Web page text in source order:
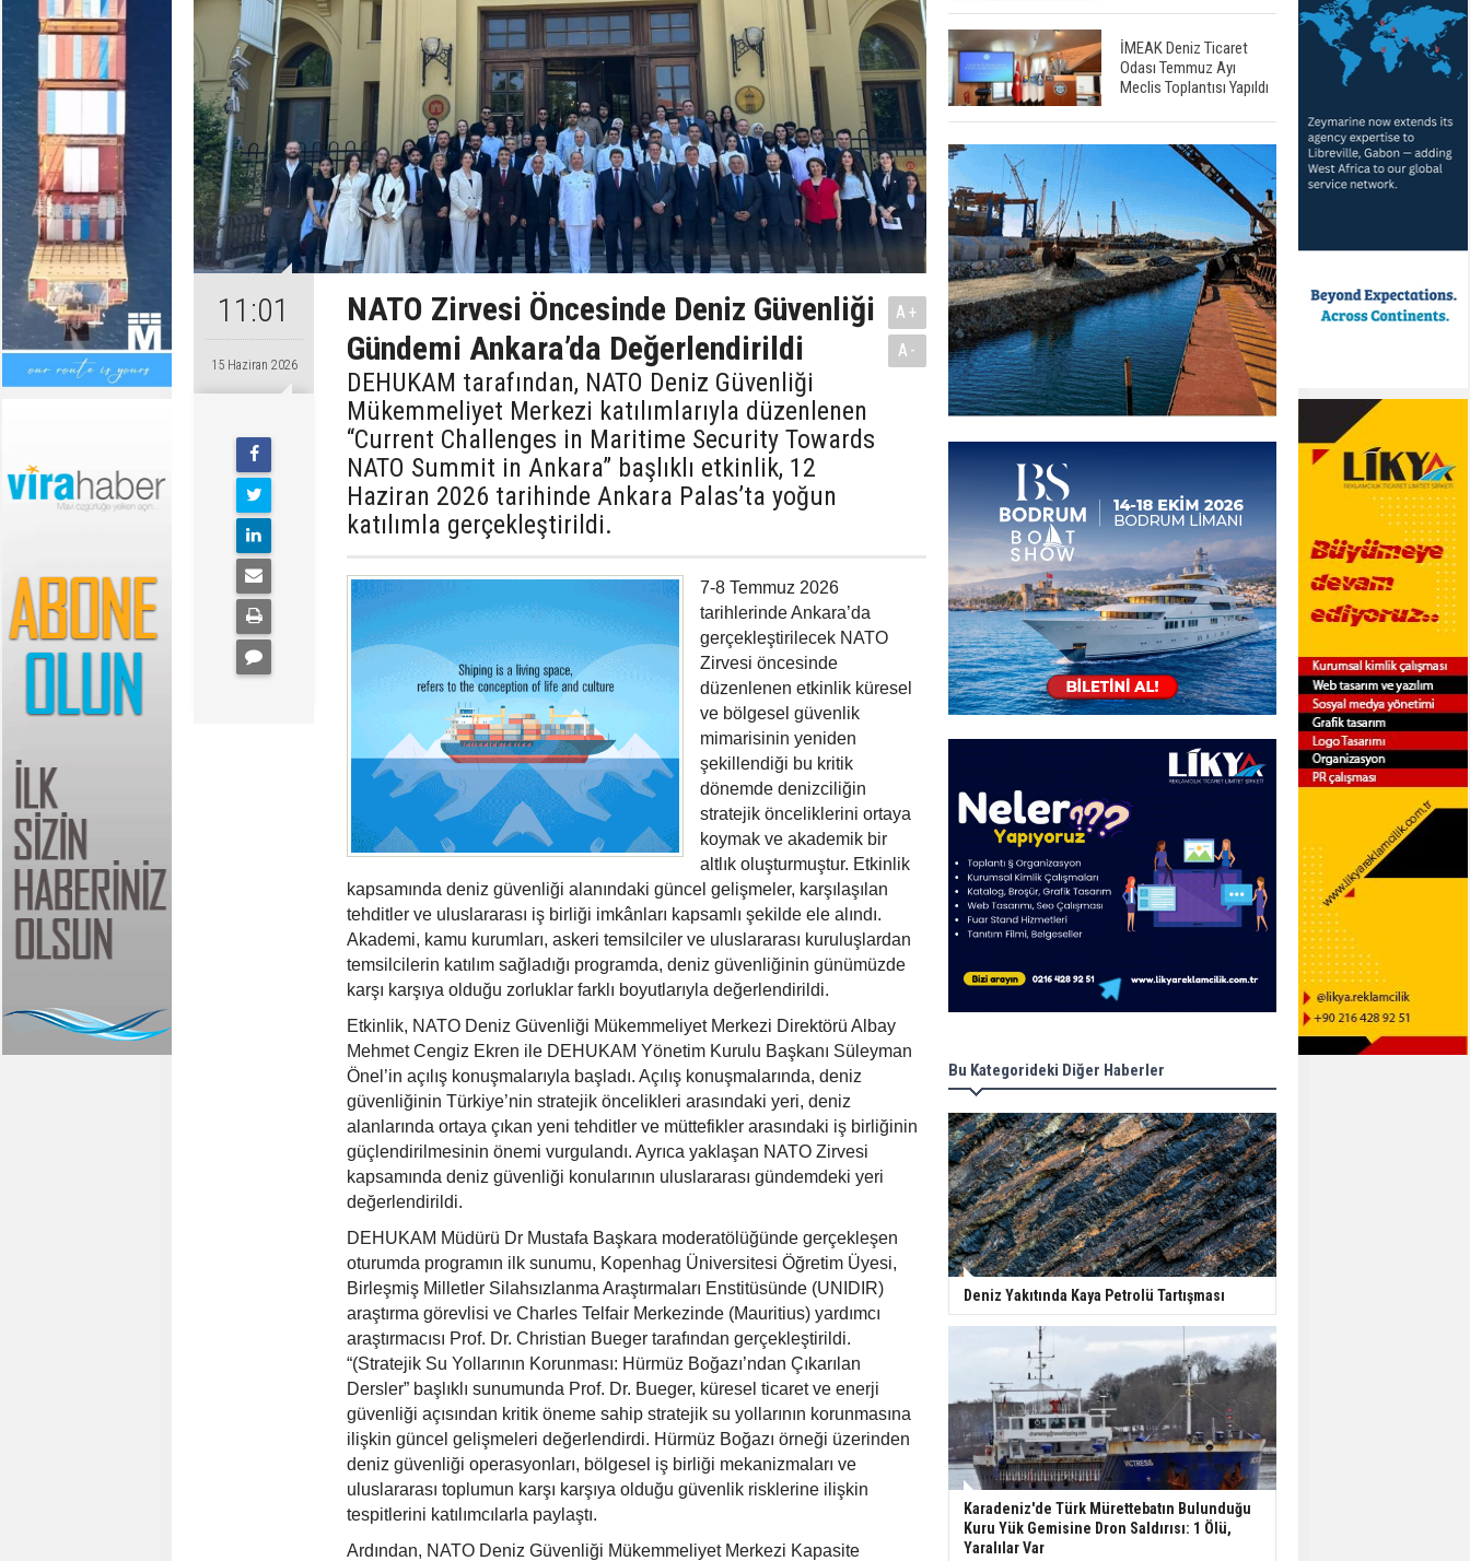
11:01
15 Haziran 2026
NATO Zirvesi Öncesinde Deniz Güvenliği
Gündemi Ankara’da Değerlendirildi
DEHUKAM tarafından, NATO Deniz Güvenliği
Mükemmeliyet Merkezi katılımlarıyla düzenlenen
“Current Challenges in Maritime Security Towards
NATO Summit in Ankara” başlıklı etkinlik, 12
Haziran 2026 tarihinde Ankara Palas’ta yoğun
katılımla gerçekleştirildi.
A+
A-
7-8 Temmuz 2026
tarihlerinde Ankara’da
gerçekleştirilecek NATO
Zirvesi öncesinde
düzenlenen etkinlik küresel
ve bölgesel güvenlik
mimarisinin yeniden
şekillendiği bu kritik
dönemde denizciliğin
stratejik önceliklerini ortaya
koymak ve akademik bir
altlık oluşturmuştur. Etkinlik
kapsamında deniz güvenliği alanındaki güncel gelişmeler, karşılaşılan
tehditler ve uluslararası iş birliği imkânları kapsamlı şekilde ele alındı.
Akademi, kamu kurumları, askeri temsilciler ve uluslararası kuruluşlardan
temsilcilerin katılım sağladığı programda, deniz güvenliğinin günümüzde
karşı karşıya olduğu zorluklar farklı boyutlarıyla değerlendirildi.
Etkinlik, NATO Deniz Güvenliği Mükemmeliyet Merkezi Direktörü Albay
Mehmet Cengiz Ekren ile DEHUKAM Yönetim Kurulu Başkanı Süleyman
Önel’in açılış konuşmalarıyla başladı. Açılış konuşmalarında, deniz
güvenliğinin Türkiye’nin stratejik öncelikleri arasındaki yeri, deniz
alanlarında ortaya çıkan yeni tehditler ve müttefikler arasındaki iş birliğinin
güçlendirilmesinin önemi vurgulandı. Ayrıca yaklaşan NATO Zirvesi
kapsamında deniz güvenliği konularının uluslararası gündemdeki yeri
değerlendirildi.
DEHUKAM Müdürü Dr Mustafa Başkara moderatölüğünde gerçekleşen
oturumda programın ilk sunumu, Kopenhag Üniversitesi Öğretim Üyesi,
Birleşmiş Milletler Silahsızlanma Araştırmaları Enstitüsünde (UNIDIR)
araştırma görevlisi ve Charles Telfair Merkezinde (Mauritius) yardımcı
araştırmacısı Prof. Dr. Christian Bueger tarafından gerçekleştirildi.
“(Stratejik Su Yollarının Korunması: Hürmüz Boğazı’ndan Çıkarılan
Dersler” başlıklı sunumunda Prof. Dr. Bueger, küresel ticaret ve enerji
güvenliği açısından kritik öneme sahip stratejik su yollarının korunmasına
ilişkin güncel gelişmeleri değerlendirdi. Hürmüz Boğazı örneği üzerinden
deniz güvenliği operasyonları, bölgesel iş birliği mekanizmaları ve
uluslararası toplumun karşı karşıya olduğu güvenlik risklerine ilişkin
tespitlerini katılımcılarla paylaştı.
Ardından, NATO Deniz Güvenliği Mükemmeliyet Merkezi Kapasite
İMEAK Deniz Ticaret
Odası Temmuz Ayı
Meclis Toplantısı Yapıldı
Bu Kategorideki Diğer Haberler
Deniz Yakıtında Kaya Petrolü Tartışması
Karadeniz'de Türk Mürettebatın Bulunduğu
Kuru Yük Gemisine Dron Saldırısı: 1 Ölü,
Yaralılar Var